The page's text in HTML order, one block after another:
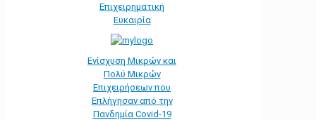
Επιχειρηματική
Ευκαιρία
Ενίσχυση Μικρών και
Πολύ Μικρών
Επιχειρήσεων που
Επλήγησαν από την
Πανδημία Covid-19